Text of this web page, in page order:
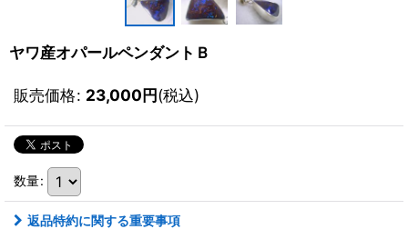
ヤワ産オパールペンダントＢ
販売価格: 23,000円(税込)
数量:
返品特約に関する重要事項